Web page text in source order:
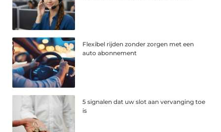
Flexibel rijden zonder zorgen met een
auto abonnement
5 signalen dat uw slot aan vervanging toe
is